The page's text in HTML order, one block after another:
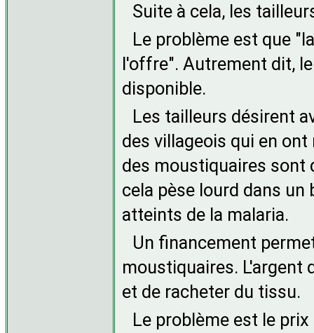
Suite à cela, les
Le problème est que
l'offre". Autrement dit,
disponible.
Les tailleurs désirent
des villageois qui en
des moustiquaires sont
cela pèse lourd dans
atteints de la malaria.
Un financement
moustiquaires. L'argent
et de racheter du tissu.
Le problème est le